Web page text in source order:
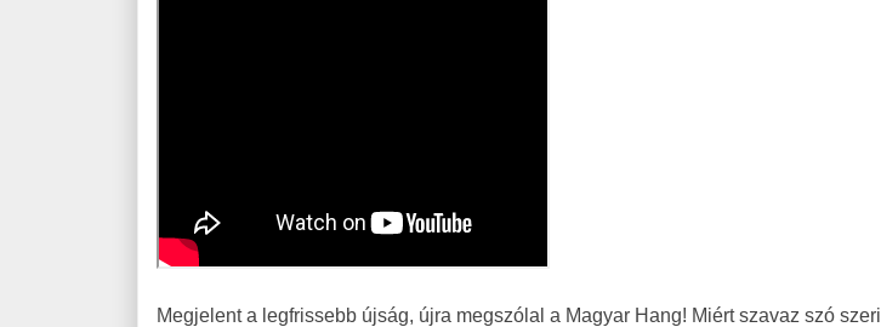
Megjelent a legfrissebb újság, újra megszólal a Magyar Hang! Miért szavaz szó